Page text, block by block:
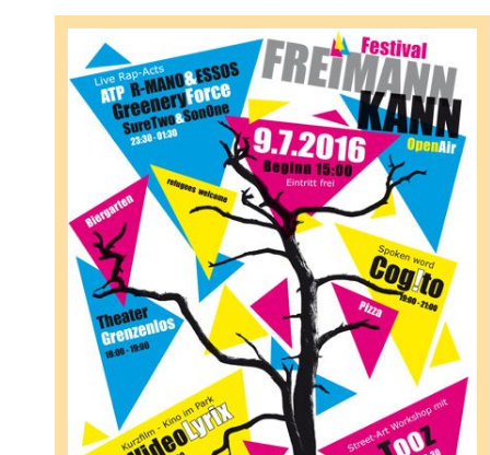
teilenteilensendenMail
senden